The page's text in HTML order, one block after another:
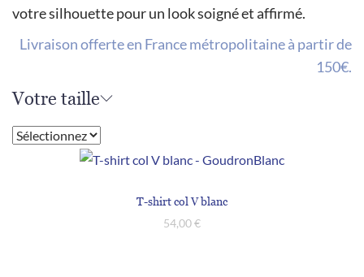
votre silhouette pour un look soigné et affirmé.
Livraison offerte en France métropolitaine à partir de
150€.
Votre taille
T-shirt col V blanc
54,00€